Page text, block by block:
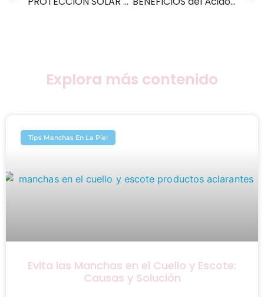
Explora más contenido
Tips Manchas En La Piel
Evita las Manchas en el Cuello y Escote:
Causas y Solución